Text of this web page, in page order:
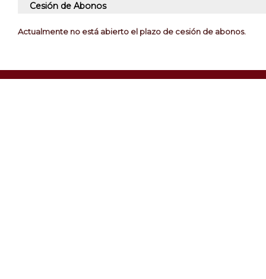
Cesión de Abonos
Actualmente no está abierto el plazo de cesión de abonos.